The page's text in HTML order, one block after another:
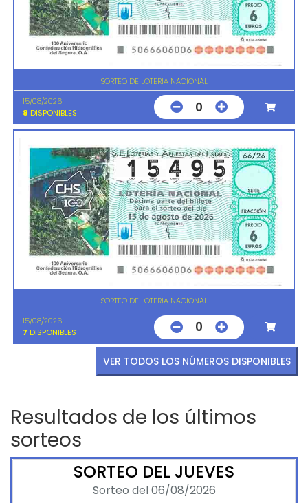
SORTEO DE LOTERIA NACIONAL
15/08/2026
8 DISPONIBLES 0
SORTEO DE LOTERIA NACIONAL
15/08/2026
7 DISPONIBLES 0
VER TODOS LOS NÚMEROS DISPONIBLES
Resultados de los últimos
sorteos
SORTEO DEL JUEVES
Sorteo del 06/08/2026